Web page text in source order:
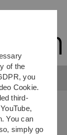
of the
you
Cookie.
third-
You can
simply go